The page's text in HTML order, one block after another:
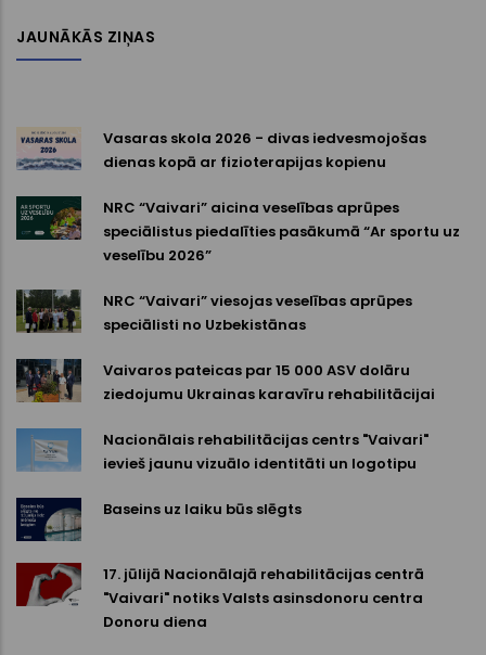
JAUNĀKĀS ZIŅAS
Vasaras skola 2026 - divas iedvesmojošas
dienas kopā ar fizioterapijas kopienu
NRC “Vaivari” aicina veselības aprūpes
speciālistus piedalīties pasākumā “Ar sportu uz
veselību 2026”
NRC “Vaivari” viesojas veselības aprūpes
speciālisti no Uzbekistānas
Vaivaros pateicas par 15 000 ASV dolāru
ziedojumu Ukrainas karavīru rehabilitācijai
Nacionālais rehabilitācijas centrs "Vaivari"
ievieš jaunu vizuālo identitāti un logotipu
Baseins uz laiku būs slēgts
17. jūlijā Nacionālajā rehabilitācijas centrā
"Vaivari" notiks Valsts asinsdonoru centra
Donoru diena